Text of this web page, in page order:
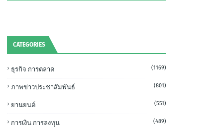
CATEGORIES
ธุรกิจ การตลาด (1169)
ภาพข่าวประชาสัมพันธ์ (801)
ยานยนต์ (551)
การเงิน การลงทุน (489)